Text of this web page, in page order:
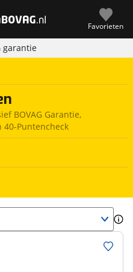
Favorieten
garantie
BOVAG Garantie,
Puntencheck